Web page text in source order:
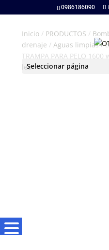
0986186090
Seleccionar página
Inicio/ PRODUCTOS /
drenaje / Aguas limpias/
TRAMPA PARA PELO
leo